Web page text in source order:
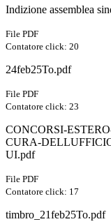
Indizione assemblea
File PDF
Contatore click: 20
24feb25To.pdf
File PDF
Contatore click: 23
CONCORSI-
CURA-
UI.pdf
File PDF
Contatore click: 17
timbro_21feb25To.pdf